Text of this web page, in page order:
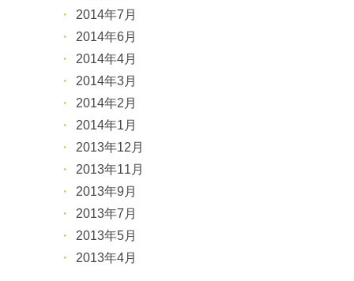
2014年7月
2014年6月
2014年4月
2014年3月
2014年2月
2014年1月
2013年12月
2013年11月
2013年9月
2013年7月
2013年5月
2013年4月